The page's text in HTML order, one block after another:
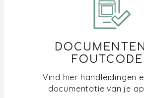
Vind hier handleidingen
documentatie van je